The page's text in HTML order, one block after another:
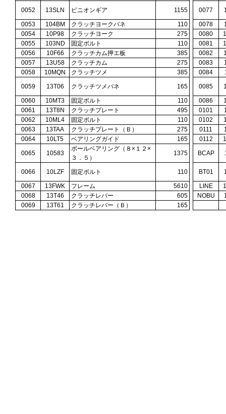
0052
13SLN ピニオンギア 1155 0077
0053
104BM クラッチヨークバネ 110 0078
0054
10P98 クラッチヨーク 275 0080
0055
103ND 固定ボルト 110 0081
0056
10F66 クラッチカム押エ板 385 0082
0057
13U58 クラッチカム 275 0083
0058
10MQN クラッチツメ 385 0084
0059
13T06 クラッチツメバネ 165 0085
0060
10MT3 固定ボルト 110 0086
0061
13T8N クラッチプレート 495 0101
0062
10ML4 固定ボルト 110 0102
0063
13TAA クラッチプレート（Ｂ） 275 0111
0064
10LT5 ベアリングガイド 165 0112
0065
10583
ボールベアリング（８×１２×
３．５）
1375 BCAP
0066 10LZF 固定ボルト 110 BT01
0067
13FWK フレーム 5610 LINE
0068
13T46 クラッチレバー 605 NOBU
0069
13T61 クラッチレバー（Ｂ） 165